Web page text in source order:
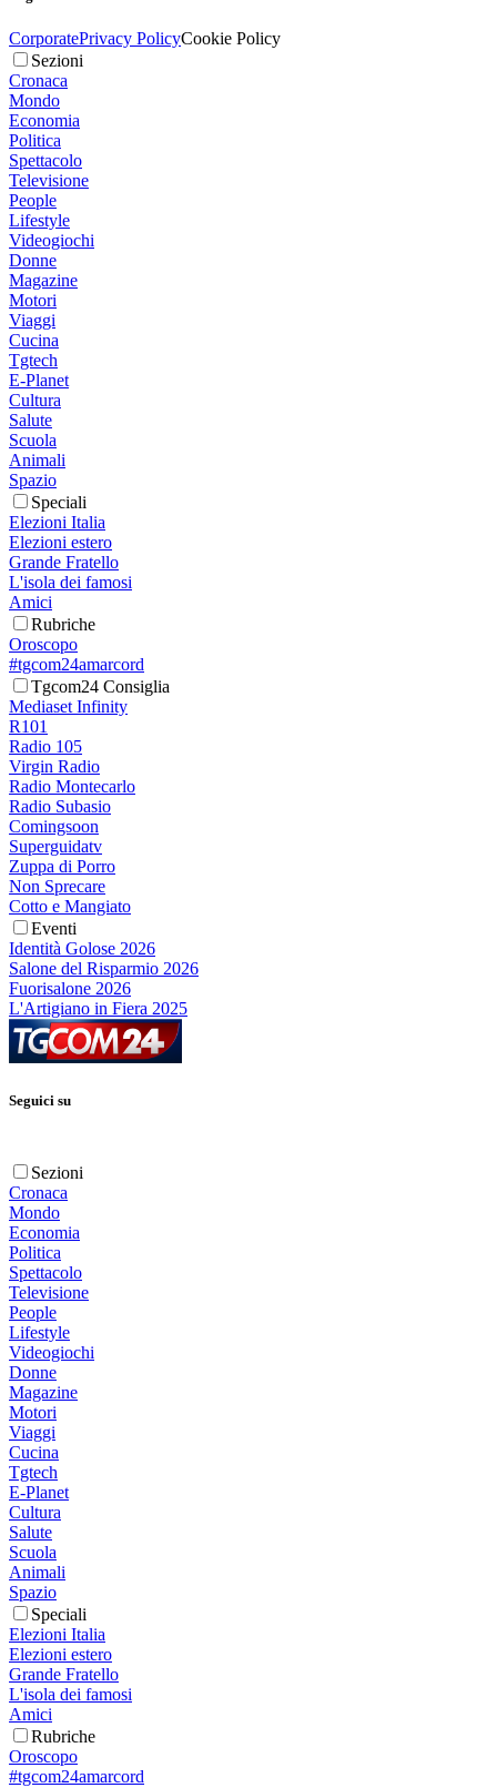
CorporatePrivacy PolicyCookie Policy
Sezioni
Cronaca
Mondo
Economia
Politica
Spettacolo
Televisione
People
Lifestyle
Videogiochi
Donne
Magazine
Motori
Viaggi
Cucina
Tgtech
E-Planet
Cultura
Salute
Scuola
Animali
Spazio
Speciali
Elezioni Italia
Elezioni estero
Grande Fratello
L'isola dei famosi
Amici
Rubriche
Oroscopo
#tgcom24amarcord
Tgcom24 Consiglia
Mediaset Infinity
R101
Radio 105
Virgin Radio
Radio Montecarlo
Radio Subasio
Comingsoon
Superguidatv
Zuppa di Porro
Non Sprecare
Cotto e Mangiato
Eventi
Identità Golose 2026
Salone del Risparmio 2026
Fuorisalone 2026
L'Artigiano in Fiera 2025
Seguici su
Sezioni
Cronaca
Mondo
Economia
Politica
Spettacolo
Televisione
People
Lifestyle
Videogiochi
Donne
Magazine
Motori
Viaggi
Cucina
Tgtech
E-Planet
Cultura
Salute
Scuola
Animali
Spazio
Speciali
Elezioni Italia
Elezioni estero
Grande Fratello
L'isola dei famosi
Amici
Rubriche
Oroscopo
#tgcom24amarcord